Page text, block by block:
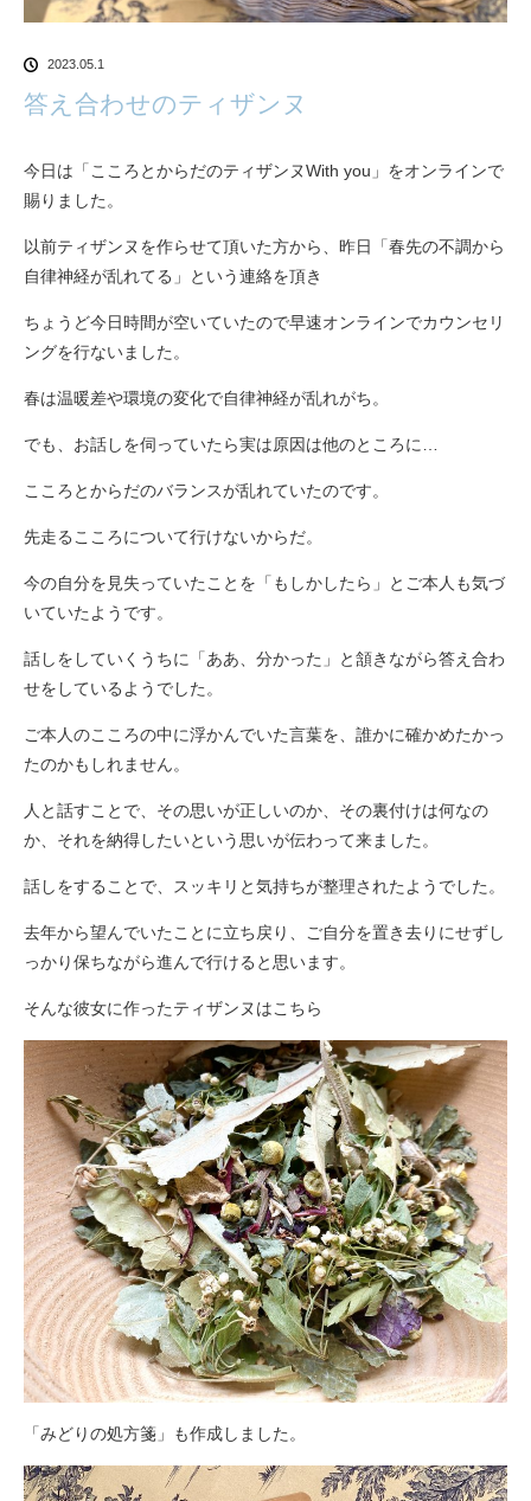
2023.05.1
答え合わせのティザンヌ
今日は「こころとからだのティザンヌWith you」をオンラインで
賜りました。
以前ティザンヌを作らせて頂いた方から、昨日「春先の不調から
自律神経が乱れてる」という連絡を頂き
ちょうど今日時間が空いていたので早速オンラインでカウンセリ
ングを行ないました。
春は温暖差や環境の変化で自律神経が乱れがち。
でも、お話しを伺っていたら実は原因は他のところに…
こころとからだのバランスが乱れていたのです。
先走るこころについて行けないからだ。
今の自分を見失っていたことを「もしかしたら」とご本人も気づ
いていたようです。
話しをしていくうちに「ああ、分かった」と頷きながら答え合わ
せをしているようでした。
ご本人のこころの中に浮かんでいた言葉を、誰かに確かめたかっ
たのかもしれません。
人と話すことで、その思いが正しいのか、その裏付けは何なの
か、それを納得したいという思いが伝わって来ました。
話しをすることで、スッキリと気持ちが整理されたようでした。
去年から望んでいたことに立ち戻り、ご自分を置き去りにせずし
っかり保ちながら進んで行けると思います。
そんな彼女に作ったティザンヌはこちら
「みどりの処方箋」も作成しました。